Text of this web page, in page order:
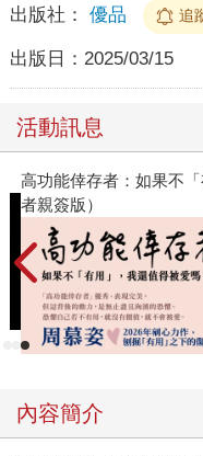
出版社： 優品 追
出版日： 2025/03/15
活動訊息
高功能倖存者：如果不
者親簽版）
內容簡介